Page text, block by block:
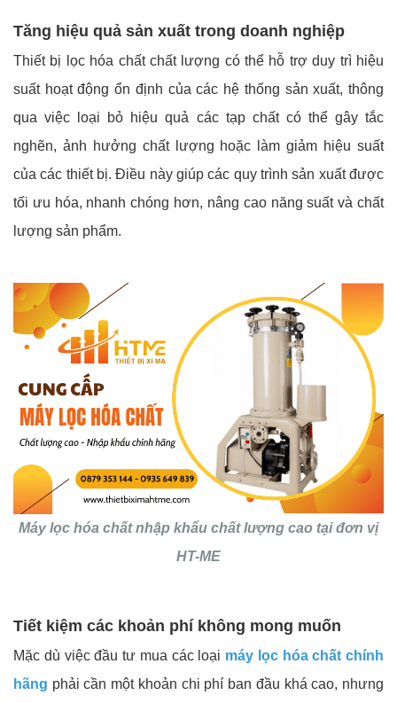
Tăng hiệu quả sản xuất trong doanh nghiệp
Thiết bị lọc hóa chất chất lượng có thể hỗ trợ duy trì hiệu
suất hoạt động ổn định của các hệ thống sản xuất, thông
qua việc loại bỏ hiệu quả các tạp chất có thể gây tắc
nghẽn, ảnh hưởng chất lượng hoặc làm giảm hiệu suất
của các thiết bị. Điều này giúp các quy trình sản xuất được
tối ưu hóa, nhanh chóng hơn, nâng cao năng suất và chất
lượng sản phẩm.
Máy lọc hóa chất nhập khẩu chất lượng cao tại đơn vị
HT-ME
Tiết kiệm các khoản phí không mong muốn
Mặc dù việc đầu tư mua các loại máy lọc hóa chất chính
hãng phải cần một khoản chi phí ban đầu khá cao, nhưng